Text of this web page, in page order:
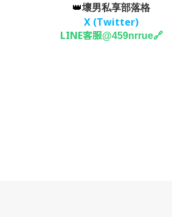
👑壞男私享部落格
X (Twitter)
LINE客服@459nrrue🔗